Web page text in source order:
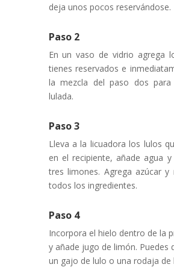
deja unos pocos reservándose.
Paso 2
En un vaso de vidrio agrega
tienes reservados e
la mezcla del paso dos para
lulada.
Paso 3
Lleva a la licuadora los lulos
en el recipiente, añade agua
tres limones. Agrega azúcar y
todos los ingredientes.
Paso 4
Incorpora el hielo dentro de la
y añade jugo de limón. Puedes
un gajo de lulo o una rodaja de